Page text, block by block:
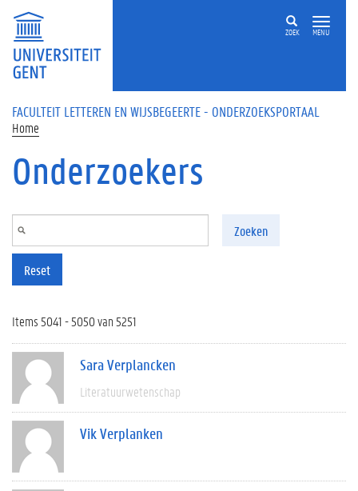
Overslaan en naar de inhoud gaan
ZOEK MENU
FACULTEIT LETTEREN EN WIJSBEGEERTE - ONDERZOEKSPORTAAL
Home
Onderzoekers
Zoeken
Reset
Items 5041 - 5050 van 5251
Sara Verplancken
Literatuurwetenschap
Vik Verplanken